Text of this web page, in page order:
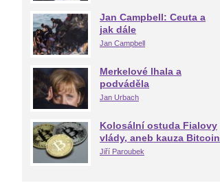
Jan Campbell: Ceuta a
jak dále
Jan Campbell
Merkelové lhala a
podváděla
Jan Urbach
Kolosální ostuda Fialovy
vlády, aneb kauza Bitcoin
Jiří Paroubek